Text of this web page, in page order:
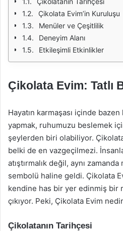
Çikolata Evim’in Kuruluşu
Menüler ve Çeşitlilik
Deneyim Alanı
Etkileşimli Etkinlikler
Çikolata Evim: Tatlı
Hayatın karmaşası içinde
yapmak, ruhumuzu beslemek
şeylerden biri olabiliyor.
belki de en vazgeçilmezi.
atıştırmalık değil, aynı
sembolü haline geldi. Çikolata
kendine has bir yer edinmiş bir
çıkıyor. Peki, Çikolata Evim
Çikolatanın Tarihçesi